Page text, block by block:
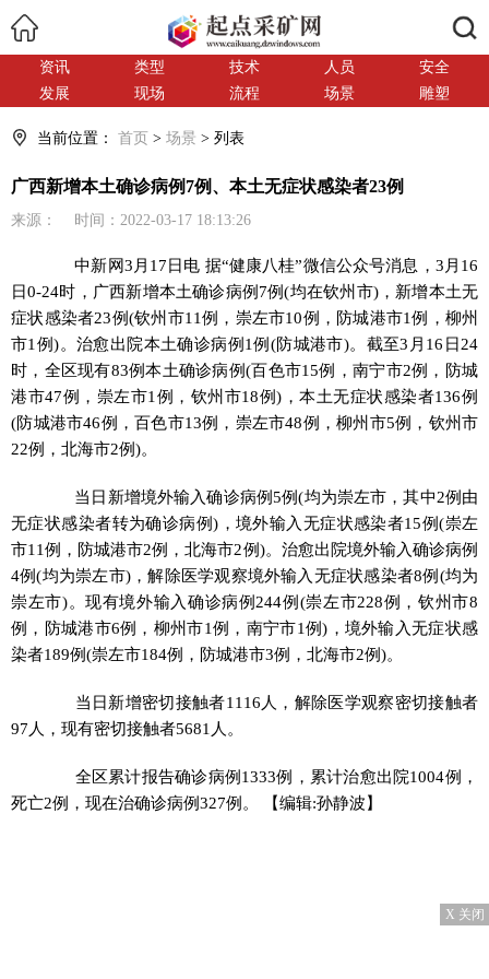
资讯 类型 技术 人员
安全
发展
现场 流程 场景 雕塑
当前位置： 首页 > 场景 > 列表
广西新增本土确诊病例7例、本土无症状感染者23例
来源： 时间：2022-03-17 18:13:26
中新网3月17日电 据“健康八桂”微信公众号消息，3月16
日0-24时，广西新增本土确诊病例7例(均在钦州市)，新增本土无
症状感染者23例(钦州市11例，崇左市10例，防城港市1例，柳州
市1例)。治愈出院本土确诊病例1例(防城港市)。截至3月16日24
时，全区现有83例本土确诊病例(百色市15例，南宁市2例，防城
港市47例，崇左市1例，钦州市18例)，本土无症状感染者136例
(防城港市46例，百色市13例，崇左市48例，柳州市5例，钦州市
22例，北海市2例)。
当日新增境外输入确诊病例5例(均为崇左市，其中2例由
无症状感染者转为确诊病例)，境外输入无症状感染者15例(崇左
市11例，防城港市2例，北海市2例)。治愈出院境外输入确诊病例
4例(均为崇左市)，解除医学观察境外输入无症状感染者8例(均为
崇左市)。现有境外输入确诊病例244例(崇左市228例，钦州市8
例，防城港市6例，柳州市1例，南宁市1例)，境外输入无症状感
染者189例(崇左市184例，防城港市3例，北海市2例)。
当日新增密切接触者1116人，解除医学观察密切接触者
97人，现有密切接触者5681人。
全区累计报告确诊病例1333例，累计治愈出院1004例，
死亡2例，现在治确诊病例327例。
【编辑:孙静波】
X 关闭